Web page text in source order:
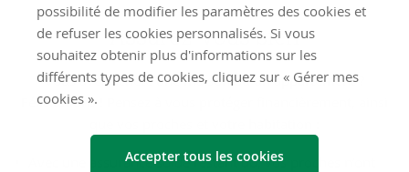
possibilité de modifier les paramètres des cookies et
de refuser les cookies personnalisés. Si vous
souhaitez obtenir plus d'informations sur les
différents types de cookies, cliquez sur « Gérer mes
cookies ».
Accepter tous les cookies
Assurez-​vous bien
Vous avez acheté une maison ou un appartement ?
Félicitations ! Pensez à vous protéger financièrement, ainsi
Avec une assurance solde restant dû, vos proches n’ont